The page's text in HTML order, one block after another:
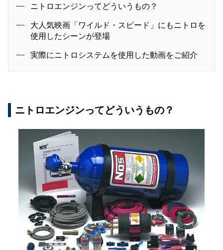
ニトロエンジンってどういうもの？
大人気映画「ワイルド・スピード」にもニトロを
使用したシーンが登場
実際にニトロシステムを使用した動画をご紹介
ニトロエンジンってどういうもの？